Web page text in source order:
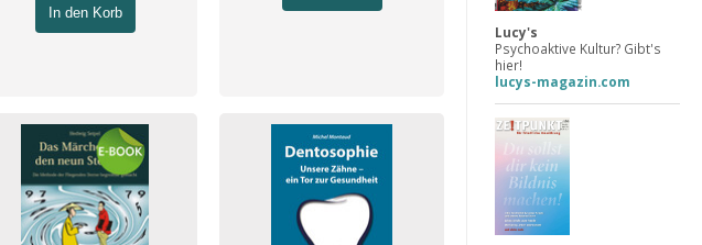
In den Korb
Lucy's
Psychoaktive Kultur? Gibt's
hier!
lucys-magazin.com